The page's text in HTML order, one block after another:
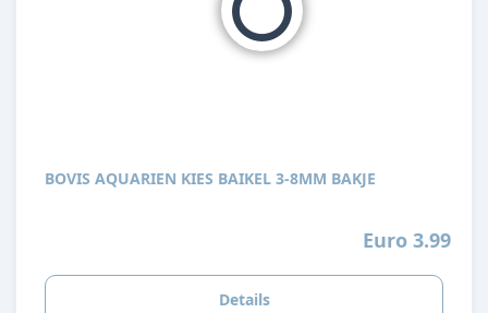
BOVIS AQUARIEN KIES BAIKEL 3-8MM BAKJE
Euro 3.99
Details